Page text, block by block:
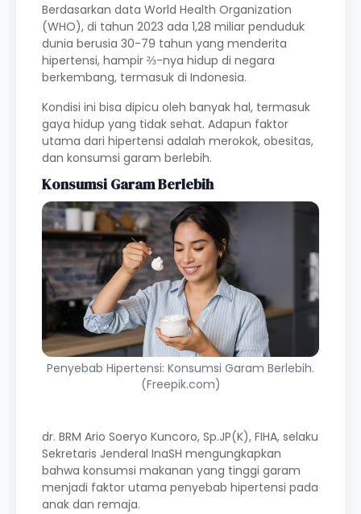
Berdasarkan data World Health Organization
(WHO), di tahun 2023 ada 1,28 miliar penduduk
dunia berusia 30-79 tahun yang menderita
hipertensi, hampir ⅔-nya hidup di negara
berkembang, termasuk di Indonesia.
Kondisi ini bisa dipicu oleh banyak hal, termasuk
gaya hidup yang tidak sehat. Adapun faktor
utama dari hipertensi adalah merokok, obesitas,
dan konsumsi garam berlebih.
Konsumsi Garam Berlebih
Penyebab Hipertensi: Konsumsi Garam Berlebih.
(Freepik.com)
dr. BRM Ario Soeryo Kuncoro, Sp.JP(K), FIHA, selaku
Sekretaris Jenderal InaSH mengungkapkan
bahwa konsumsi makanan yang tinggi garam
menjadi faktor utama penyebab hipertensi pada
anak dan remaja.